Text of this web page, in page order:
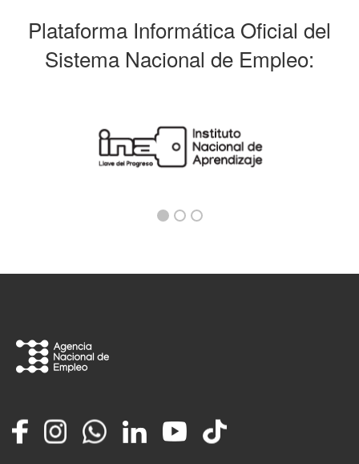
Plataforma Informática Oficial del
Sistema Nacional de Empleo:
FacebookInstagramWhatsappLinkedInYouTube
TikTok